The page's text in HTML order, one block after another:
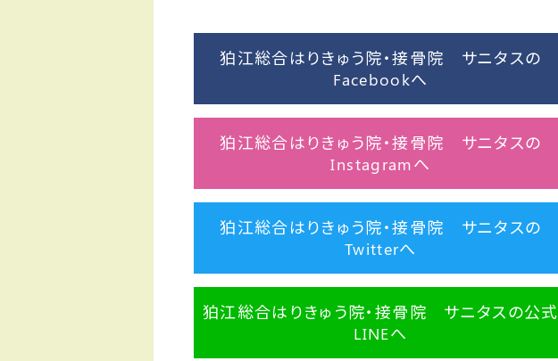
狛江総合はりきゅう院・接骨院 サニタスの
Facebookへ
狛江総合はりきゅう院・接骨院 サニタスの
Instagramへ
狛江総合はりきゅう院・接骨院 サニタスの
Twitterへ
狛江総合はりきゅう院・接骨院 サニタスの公式
LINEへ